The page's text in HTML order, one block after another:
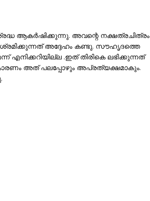
ആകർഷിക്കുന്നു. അവന്റെ നക്ഷത്രചിത്രം
അദ്ദേഹം കണ്ടു. സൗഹൃദത്തെ
.ഇത് തിരികെ ലഭിക്കുന്നത്
അത് പലപ്പോഴും അപ്രത്യക്ഷമാകും.